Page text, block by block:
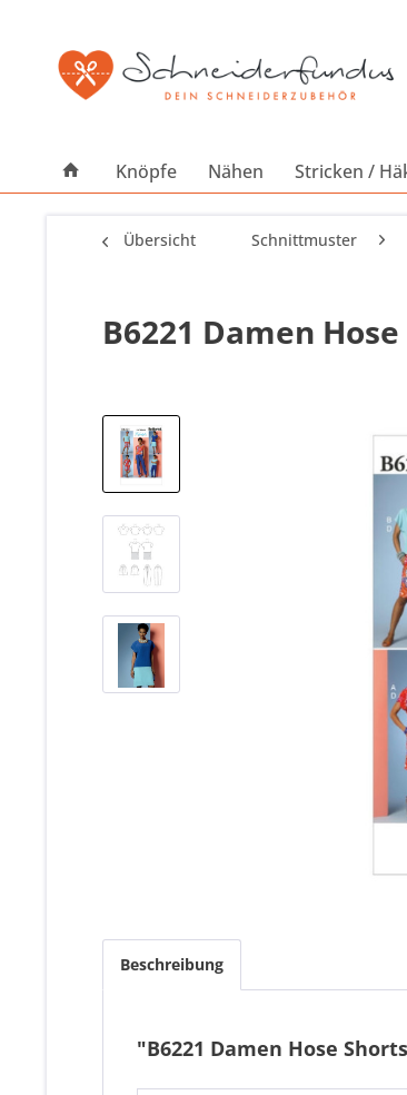
Knöpfe Nähen Stricken /
Übersicht Schnittmuster
B6221 Damen
Beschreibung
"B6221 Damen Hose